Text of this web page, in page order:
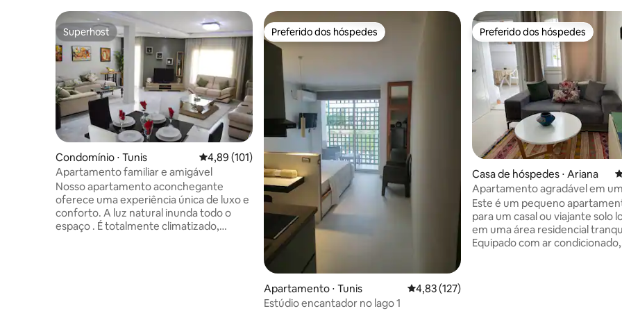
Superhost
Superhost
Condomínio ⋅ Tunis 4,89 de uma avaliação média de 5, 101 avaliações
4,89 (101)
Apartamento familiar e amigável
Nosso apartamento aconchegante
oferece uma experiência única de luxo e
conforto. A luz natural inunda todo o
espaço . É totalmente climatizado,
Preferido dos hóspedes
Preferido dos hóspedes
Apartamento ⋅ Tunis 4,83 de uma avaliação média de 5, 127
4,83 (127)
Estúdio encantador no lago 1
Preferido dos hóspedes
Preferido dos hóspedes
Casa de hóspedes ⋅ Ariana
Apartamento agradável em
tranquila em Ennasr
Este é um pequeno
para um casal ou viajante solo
em uma área residencial
Equipado com ar condicionado,